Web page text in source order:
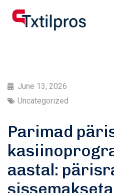
June 13, 2026
Uncategorized
Parimad
aastal: